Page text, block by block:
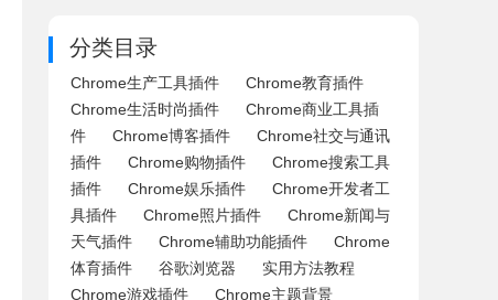
分类目录
Chrome生产工具插件
Chrome教育插件
Chrome生活时尚插件
Chrome商业工具插
件
Chrome博客插件
Chrome社交与通讯
插件
Chrome购物插件
Chrome搜索工具
插件
Chrome娱乐插件
Chrome开发者工
具插件
Chrome照片插件
Chrome新闻与
天气插件
Chrome辅助功能插件
Chrome
体育插件
谷歌浏览器
实用方法教程
Chrome游戏插件
Chrome主题背景